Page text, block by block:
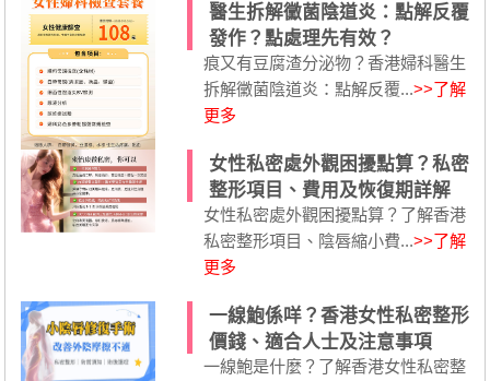
醫生拆解黴菌陰道炎：點解反覆
發作？點處理先有效？
痕又有豆腐渣分泌物？香港婦科醫生
拆解黴菌陰道炎：點解反覆...>>了解
更多
女性私密處外觀困擾點算？私密
整形項目、費用及恢復期詳解
女性私密處外觀困擾點算？了解香港
私密整形項目、陰唇縮小費...>>了解
更多
一線鮑係咩？香港女性私密整形
價錢、適合人士及注意事項
一線鮑是什麼？了解香港女性私密整